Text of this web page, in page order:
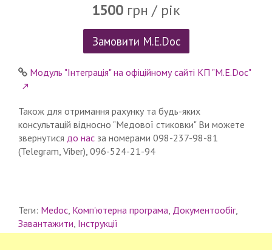
1500 грн / рік
Замовити M.E.Doc
Модуль "Інтеграція" на офіційному сайті КП "M.E.Doc"
Також для отримання рахунку та будь-яких
консультацій відносно "Медової стиковки" Ви можете
звернутися до нас за номерами 098-237-98-81
(Telegram, Viber), 096-524-21-94
Теги: Medoc, Комп'ютерна програма, Документообіг,
Завантажити, Інструкції